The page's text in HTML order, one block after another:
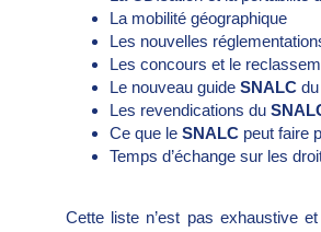
La mobilité géographique
Les nouvelles
Les concours et le
Le nouveau guide SNALC
Les revendications du
Ce que le SNALC peut faire
Temps d’échange sur les
Cette liste n’est pas exhaustive